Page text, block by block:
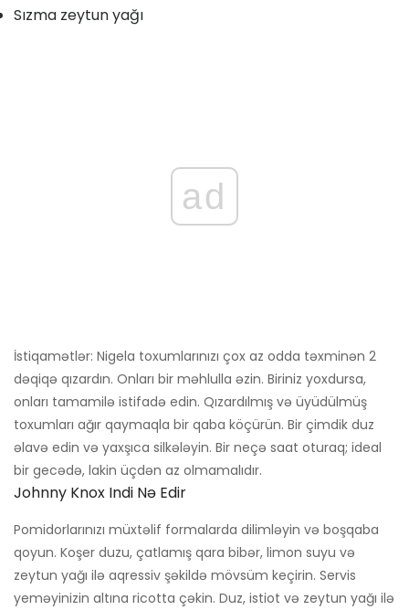
Sızma zeytun yağı
ad
İstiqamətlər: Nigela toxumlarınızı çox az odda təxminən 2
dəqiqə qızardın. Onları bir məhlulla əzin. Biriniz yoxdursa,
onları tamamilə istifadə edin. Qızardılmış və üyüdülmüş
toxumları ağır qaymaqla bir qaba köçürün. Bir çimdik duz
əlavə edin və yaxşıca silkələyin. Bir neçə saat oturaq; ideal
bir gecədə, lakin üçdən az olmamalıdır.
Johnny Knox Indi Nə Edir
Pomidorlarınızı müxtəlif formalarda dilimləyin və boşqaba
qoyun. Koşer duzu, çatlamış qara bibər, limon suyu və
zeytun yağı ilə aqressiv şəkildə mövsüm keçirin. Servis
yeməyinizin altına ricotta çəkin. Duz, istiot və zeytun yağı ilə